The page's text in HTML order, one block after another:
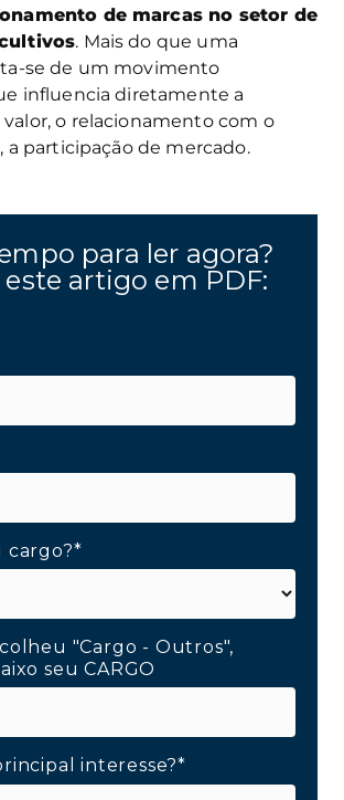
de marcas no setor de
. Mais do que uma
se de um movimento
influencia diretamente a
o relacionamento com o
a participação de mercado.
para ler agora?
este artigo em PDF:
cargo?*
"Cargo - Outros",
seu CARGO
interesse?*